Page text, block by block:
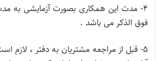
۴- مدت این همکاری بصورت آزمایشی به
فوق الذکر می باشد .
۵- قبل از مراجعه مشتریان به دفتر ، لازم